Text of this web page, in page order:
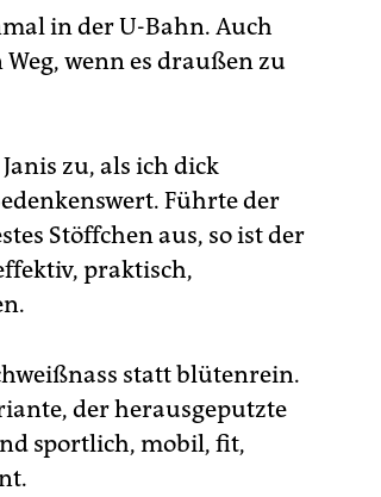
in der U-Bahn. Auch
wenn es draußen zu
zu, als ich dick
Führte der
Stöffchen aus, so ist der
praktisch,
statt blütenrein.
der herausgeputzte
sportlich, mobil, fit,